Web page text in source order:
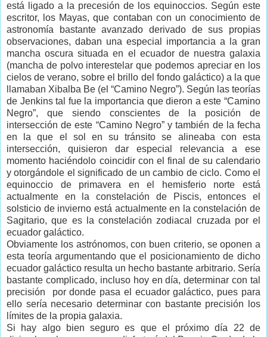
está ligado a la precesión de los equinoccios. Según este
escritor, los Mayas, que contaban con un conocimiento de
astronomía bastante avanzado derivado de sus propias
observaciones, daban una especial importancia a la gran
mancha oscura situada en el ecuador de nuestra galaxia
(mancha de polvo interestelar que podemos apreciar en los
cielos de verano, sobre el brillo del fondo galáctico) a la que
llamaban Xibalba Be (el “Camino Negro”). Según las teorías
de Jenkins tal fue la importancia que dieron a este “Camino
Negro”, que siendo conscientes de la posición de
intersección de este “Camino Negro” y también de la fecha
en la que el sol en su tránsito se alineaba con esta
intersección, quisieron dar especial relevancia a ese
momento haciéndolo coincidir con el final de su calendario
y otorgándole el significado de un cambio de ciclo. Como el
equinoccio de primavera en el hemisferio norte está
actualmente en la constelación de Piscis, entonces el
solsticio de invierno está actualmente en la constelación de
Sagitario, que es la constelación zodiacal cruzada por el
ecuador galáctico.
Obviamente los astrónomos, con buen criterio, se oponen a
esta teoría argumentando que el posicionamiento de dicho
ecuador galáctico resulta un hecho bastante arbitrario. Sería
bastante complicado, incluso hoy en día, determinar con tal
precisión por donde pasa el ecuador galáctico, pues para
ello sería necesario determinar con bastante precisión los
límites de la propia galaxia.
Si hay algo bien seguro es que el próximo día 22 de